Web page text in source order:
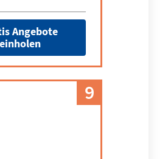
Angebote
einholen
9